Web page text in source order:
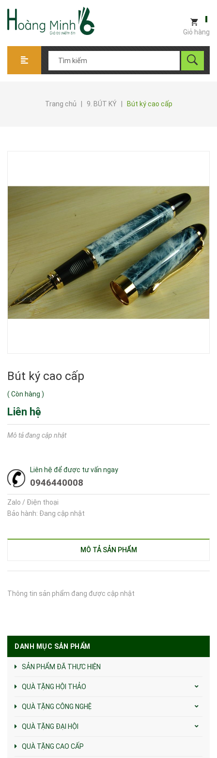
Giỏ hàng
Trang chủ 9. BÚT KÝ Bút ký cao cấp
Bút ký cao cấp
( Còn hàng )
Liên hệ
Mô tả đang cập nhật
Liên hệ để được tư vấn ngay
0946440008
Zalo / Điện thoại
Bảo hành: Đang cập nhật
MÔ TẢ SẢN PHẨM
Thông tin sản phẩm đang được cập nhật
DANH MỤC SẢN PHẨM
SẢN PHẨM ĐÃ THỰC HIỆN
QUÀ TẶNG HỘI THẢO
QUÀ TẶNG CÔNG NGHỆ
QUÀ TẶNG ĐẠI HỘI
QUÀ TẶNG CAO CẤP